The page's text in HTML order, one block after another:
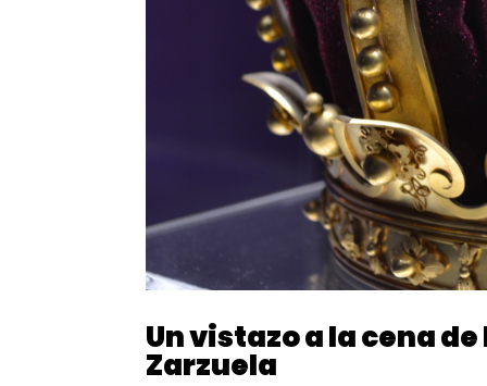
Un vistazo a la cena
Zarzuela